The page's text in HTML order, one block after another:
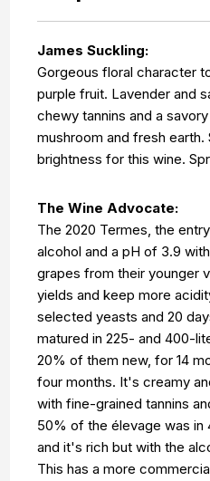
James Suckling:
Gorgeous floral character
purple fruit. Lavender and
chewy tannins and a
mushroom and fresh earth.
brightness for this wine.
The Wine Advocate:
The 2020 Termes, the
alcohol and a pH of 3.9
grapes from their younger
yields and keep more
selected yeasts and 20
matured in 225- and 400-
20% of them new, for 14
four months. It's creamy
with fine-grained tannins
50% of the élevage was in
and it's rich but with the
This has a more